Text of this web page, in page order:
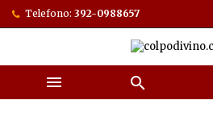
Telefono: 392-0988657
 